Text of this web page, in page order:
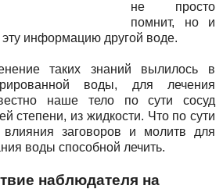
не просто
помнит, но и
информацию другой воде.
таких знаний вылилось в
воды, для лечения
наше тело по сути сосуд
степени, из жидкости. Что по сути
влияния заговоров и молитв для
воды способной лечить.
наблюдателя на